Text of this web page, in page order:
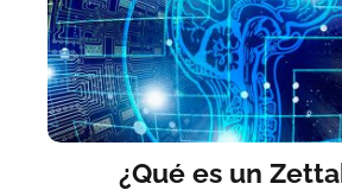
¿Qué es un